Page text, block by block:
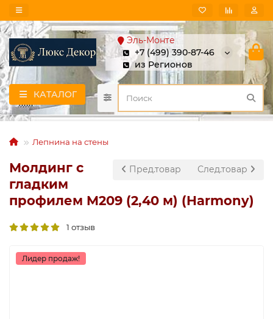
Эль-Монте
+7 (499) 390-87-46
из Регионов
КАТАЛОГ
Лепнина на стены
Пред.товар След.товар
Молдинг с
гладким
профилем M209 (2,40 м) (Harmony)
1 отзыв
Лидер продаж!